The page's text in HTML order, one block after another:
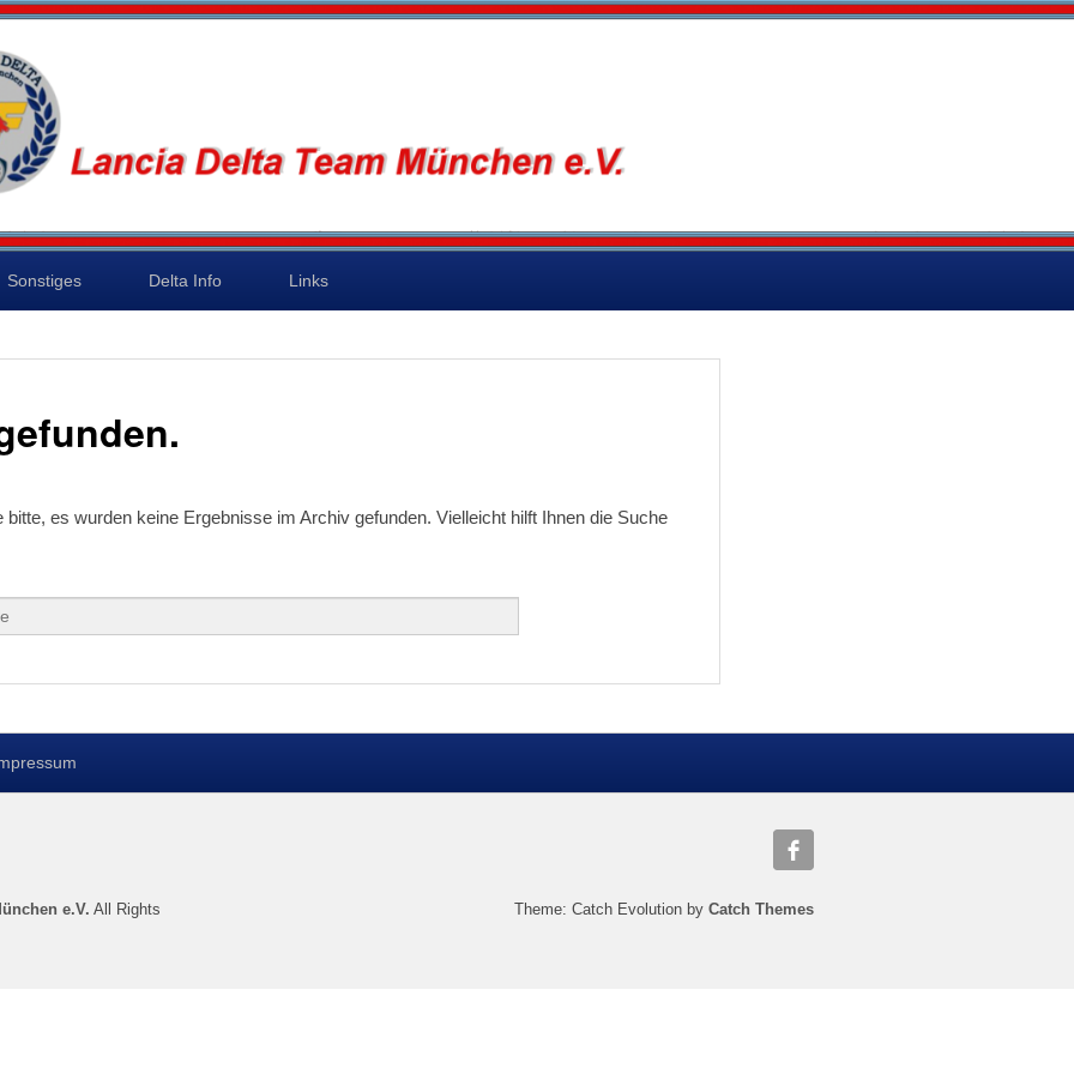
Team München e.V.
Sonstiges Delta Info Links
bitte, es wurden keine Ergebnisse im Archiv gefunden. Vielleicht hilft Ihnen die Suche
e.V. All Rights
Theme: Catch Evolution by Catch Themes